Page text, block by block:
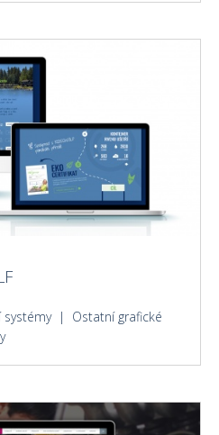
| Ostatní grafické